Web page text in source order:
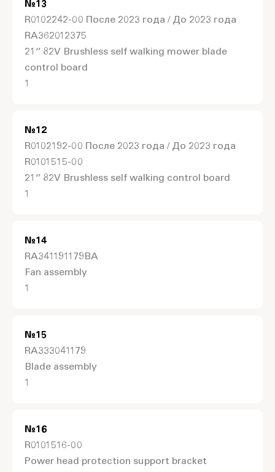
№13
R0102242-00 После 2023 года / До 2023 года
RA362012375
21‘’ 82V Brushless self walking mower blade
control board
1
№12
R0102192-00 После 2023 года / До 2023 года
R0101515-00
21‘’ 82V Brushless self walking control board
1
№14
RA341191179BA
Fan assembly
1
№15
RA333041179
Blade assembly
1
№16
R0101516-00
Power head protection support bracket